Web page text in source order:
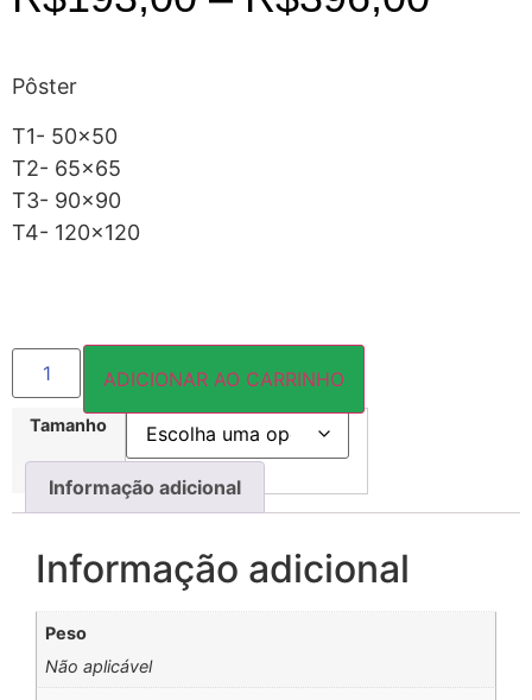
Pôster
T1- 50×50
T2- 65×65
T3- 90×90
T4- 120×120
Tamanho
ADICIONAR AO CARRINHO
Informação adicional
Informação adicional
Peso
Não aplicável